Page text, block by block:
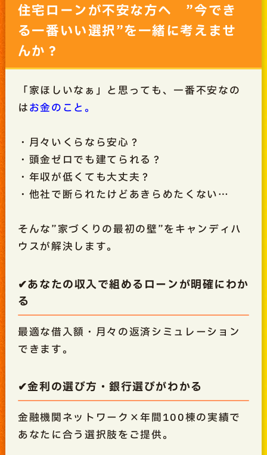
住宅ローンが不安な方へ ”今でき
る一番いい選択”を一緒に考えませ
んか？
「家ほしいなぁ」と思っても、一番不安なの
はお金のこと。
・月々いくらなら安心？
・頭金ゼロでも建てられる？
・年収が低くても大丈夫？
・他社で断られたけどあきらめたくない…
そんな”家づくりの最初の壁”をキャンディハ
ウスが解決します。
✔あなたの収入で組めるローンが明確にわか
る
最適な借入額・月々の返済シミュレーション
できます。
✔金利の選び方・銀行選びがわかる
金融機関ネットワーク×年間100棟の実績で
あなたに合う選択肢をご提供。